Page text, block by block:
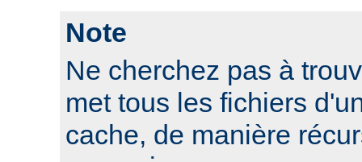
Note
Ne cherchez pas à
met tous les fichiers
cache, de manière